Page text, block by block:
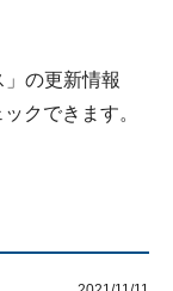
の更新情報
クできます。